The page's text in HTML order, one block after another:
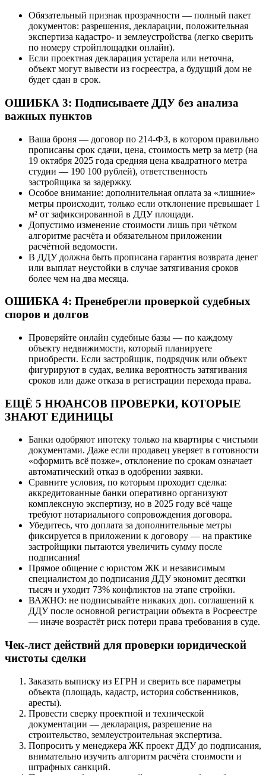
Обязательный признак прозрачности — полный пакет
документов: разрешения, декларации, положительная
экспертиза кадастро- и землеустройства (легко сверить
по номеру стройплощадки онлайн).
Если проектная декларация устарела или неточна,
объект могут вывести из госреестра, а будущий дом не
будет сдан в срок.
ОШИБКА 3: Подписываете ДДУ без анализа
важных пунктов
Ваша броня — договор по 214-ФЗ, в котором правильно
прописаны срок сдачи, цена, стоимость метр за метр (на
19 октября 2025 года средняя цена квадратного метра
студии — 190 100 рублей), ответственность
застройщика за задержку.
Особое внимание: дополнительная оплата за «лишние»
метры происходит, только если отклонение превышает 1
м² от зафиксированной в ДДУ площади.
Допустимо изменение стоимости лишь при чётком
алгоритме расчёта и обязательном приложении
расчётной ведомости.
В ДДУ должна быть прописана гарантия возврата денег
или выплат неустойки в случае затягивания сроков
более чем на два месяца.
ОШИБКА 4: Пренебрегли проверкой судебных
споров и долгов
Проверяйте онлайн судебные базы — по каждому
объекту недвижимости, который планируете
приобрести. Если застройщик, подрядчик или объект
фигурируют в судах, велика вероятность затягивания
сроков или даже отказа в регистрации перехода права.
ЕЩЁ 5 НЮАНСОВ ПРОВЕРКИ, КОТОРЫЕ
ЗНАЮТ ЕДИНИЦЫ
Банки одобряют ипотеку только на квартиры с чистыми
документами. Даже если продавец уверяет в готовности
«оформить всё позже», отклонение по срокам означает
автоматический отказ в одобрении заявки.
Сравните условия, по которым проходит сделка:
аккредитованные банки оперативно организуют
комплексную экспертизу, но в 2025 году всё чаще
требуют нотариального сопровождения договора.
Убедитесь, что доплата за дополнительные метры
фиксируется в приложении к договору — на практике
застройщики пытаются увеличить сумму после
подписания!
Прямое общение с юристом ЖК и независимым
специалистом до подписания ДДУ экономит десятки
тысяч и уходит 73% конфликтов на этапе стройки.
ВАЖНО: не подписывайте никаких доп. соглашений к
ДДУ после основной регистрации объекта в Росреестре
— иначе возрастёт риск потери права требования в суде.
Чек-лист действий для проверки юридической
чистоты сделки
Заказать выписку из ЕГРН и сверить все параметры
объекта (площадь, кадастр, история собственников,
аресты).
Провести сверку проектной и технической
документации — декларация, разрешение на
строительство, землеустроительная экспертиза.
Попросить у менеджера ЖК проект ДДУ до подписания,
внимательно изучить алгоритм расчёта стоимости и
штрафных санкций.